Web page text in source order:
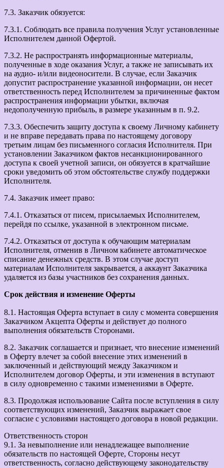
7.3. Заказчик обязуется:
7.3.1. Соблюдать все правила получения Услуг установленные
Исполнителем данной Офертой.
7.3.2. Не распространять информационные материалы,
полученные в ходе оказания Услуг, а также не записывать их
на аудио- и/или видеоносители. В случае, если Заказчик
допустит распространение указанной информации, он несет
ответственность перед Исполнителем за причиненные фактом
распространения информации убытки, включая
недополученную прибыль, в размере указанным в п. 9.2.
7.3.3. Обеспечить защиту доступа к своему Личному кабинету
и не вправе передавать права по настоящему договору
третьим лицам без письменного согласия Исполнителя. При
установлении Заказчиком фактов несанкционированного
доступа к своей учетной записи, он обязуется в кратчайшие
сроки уведомить об этом обстоятельстве службу поддержки
Исполнителя.
7.4. Заказчик имеет право:
7.4.1. Отказаться от писем, присылаемых Исполнителем,
перейдя по ссылке, указанной в электронном письме.
7.4.2. Отказаться от доступа к обучающим материалам
Исполнителя, отменив в Личном кабинете автоматическое
списание денежных средств. В этом случае доступ
материалам Исполнителя закрывается, а аккаунт Заказчика
удаляется из базы участников без сохранения данных.
Срок действия и изменение Оферты
8.1. Настоящая Оферта вступает в силу с момента совершения
Заказчиком Акцепта Оферты и действует до полного
выполнения обязательств Сторонами.
8.2. Заказчик соглашается и признает, что внесение изменений
в Оферту влечет за собой внесение этих изменений в
заключенный и действующий между Заказчиком и
Исполнителем договор Оферты, и эти изменения в вступают
в силу одновременно с такими изменениями в Оферте.
8.3. Продолжая использование Сайта после вступления в силу
соответствующих изменений, Заказчик выражает свое
согласие с условиями настоящего договора в новой редакции.
Ответственность сторон
9.1. За невыполнение или ненадлежащее выполнение
обязательств по настоящей Оферте, Стороны несут
ответственность, согласно действующему законодательству